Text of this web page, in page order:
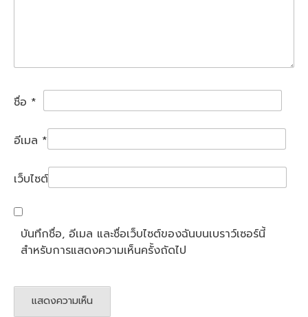
ชื่อ *
อีเมล *
เว็บไซต์
บันทึกชื่อ, อีเมล และชื่อเว็บไซต์ของฉันบนเบราว์เซอร์นี้
สำหรับการแสดงความเห็นครั้งถัดไป